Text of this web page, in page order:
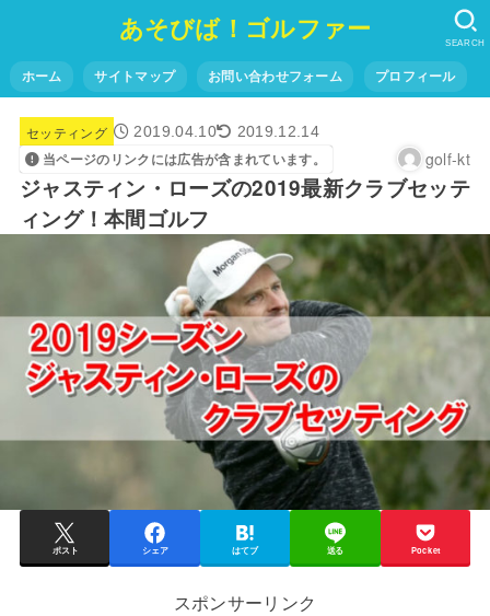
あそびば！ゴルファー
ホーム サイトマップ お問い合わせフォーム プロフィール
SEARCH
セッティング 2019.04.10 2019.12.14
当ページのリンクには広告が含まれています。 golf-kt
ジャスティン・ローズの2019最新クラブセッテ
ィング！本間ゴルフ
ポスト シェア はてブ 送る Pocket
スポンサーリンク